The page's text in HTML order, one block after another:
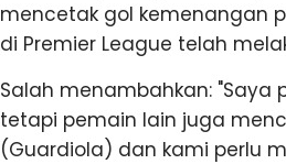
mencetak gol kemenangan
di Premier League telah
Salah menambahkan: "Saya
tetapi pemain lain juga
(Guardiola) dan kami perlu